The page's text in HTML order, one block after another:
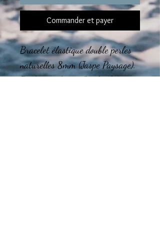
Commander et payer
Bracelet élastique double perles
naturelles 8mm (Jaspe Paysage).
Breloques doré à l'or fin 24